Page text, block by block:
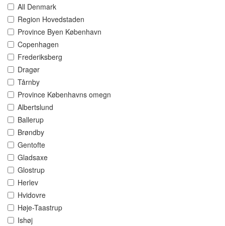
All Denmark
Region Hovedstaden
Province Byen København
Copenhagen
Frederiksberg
Dragør
Tårnby
Province Københavns omegn
Albertslund
Ballerup
Brøndby
Gentofte
Gladsaxe
Glostrup
Herlev
Hvidovre
Høje-Taastrup
Ishøj